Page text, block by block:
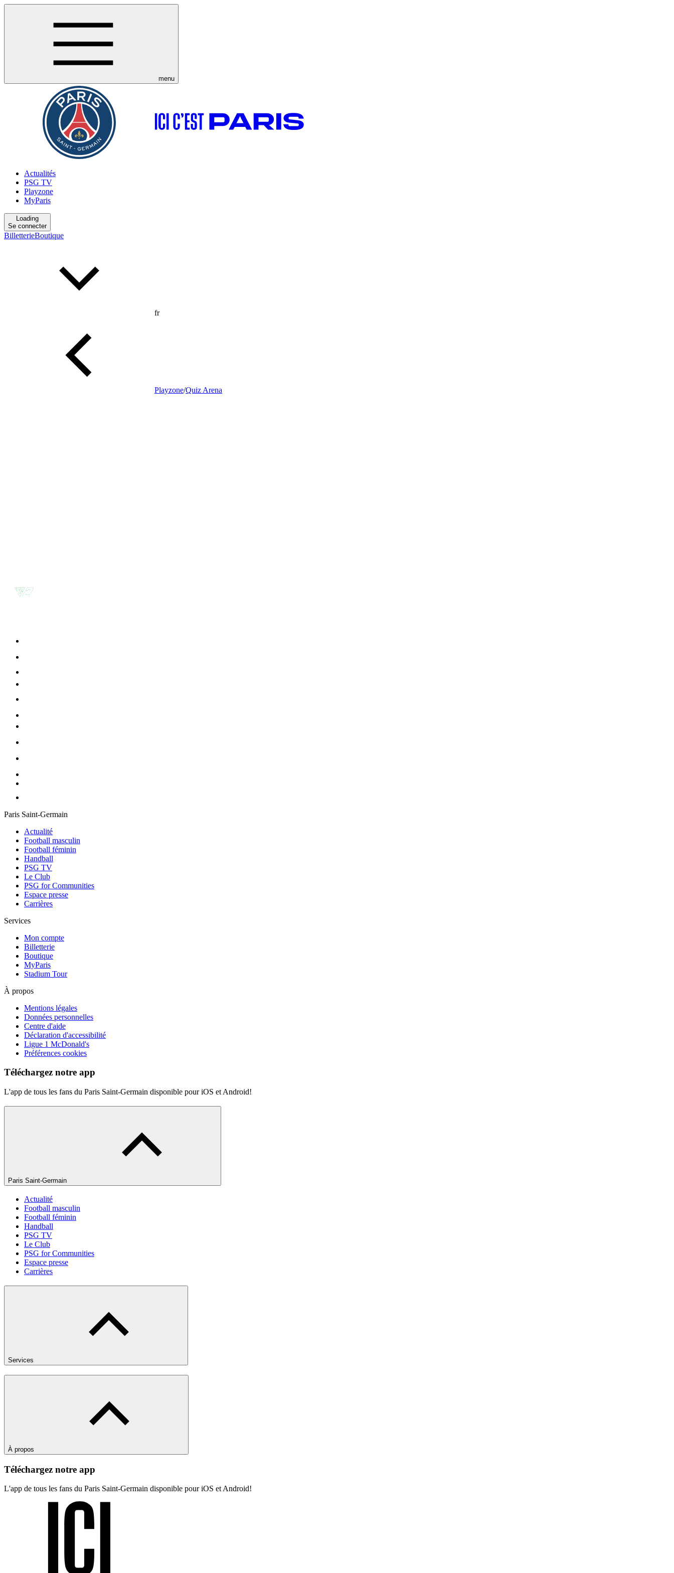
menu
Actualités
PSG TV
Playzone
MyParis
Loading
Se connecter
BilletterieBoutique
fr
Playzone/Quiz Arena
Paris Saint-Germain
Actualité
Football masculin
Football féminin
Handball
PSG TV
Le Club
PSG for Communities
Espace presse
Carrières
Services
Mon compte
Billetterie
Boutique
MyParis
Stadium Tour
À propos
Mentions légales
Données personnelles
Centre d'aide
Déclaration d'accessibilité
Ligue 1 McDonald's
Préférences cookies
Téléchargez notre app
L'app de tous les fans du Paris Saint-Germain disponible pour iOS et Android!
Paris Saint-Germain
Actualité
Football masculin
Football féminin
Handball
PSG TV
Le Club
PSG for Communities
Espace presse
Carrières
Services
À propos
Téléchargez notre app
L'app de tous les fans du Paris Saint-Germain disponible pour iOS et Android!